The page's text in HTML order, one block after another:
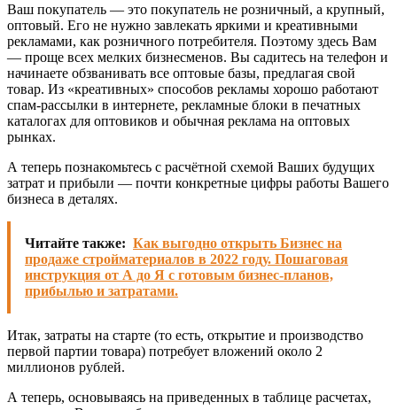
Ваш покупатель — это покупатель не розничный, а крупный,
оптовый. Его не нужно завлекать яркими и креативными
рекламами, как розничного потребителя. Поэтому здесь Вам
— проще всех мелких бизнесменов. Вы садитесь на телефон и
начинаете обзванивать все оптовые базы, предлагая свой
товар. Из «креативных» способов рекламы хорошо работают
спам-рассылки в интернете, рекламные блоки в печатных
каталогах для оптовиков и обычная реклама на оптовых
рынках.
А теперь познакомьтесь с расчётной схемой Ваших будущих
затрат и прибыли — почти конкретные цифры работы Вашего
бизнеса в деталях.
Читайте также: Как выгодно открыть Бизнес на
продаже стройматериалов в 2022 году. Пошаговая
инструкция от А до Я с готовым бизнес-планов,
прибылью и затратами.
Итак, затраты на старте (то есть, открытие и производство
первой партии товара) потребует вложений около 2
миллионов рублей.
А теперь, основываясь на приведенных в таблице расчетах,